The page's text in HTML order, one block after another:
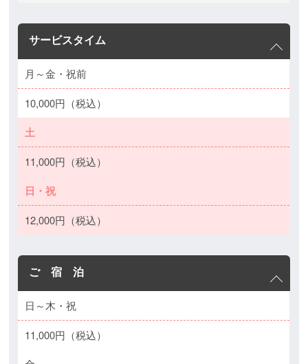
サービスタイム
月～金・祝前
10,000円（税込）
土
11,000円（税込）
日・祝
12,000円（税込）
ご 宿 泊
日～木・祝
11,000円（税込）